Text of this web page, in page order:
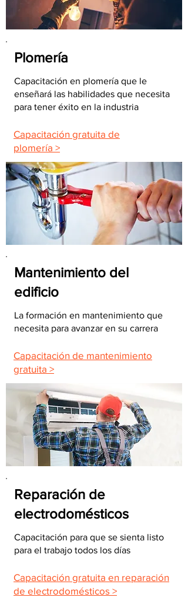
Plomería
Capacitación en plomería que le
enseñará las habilidades que necesita
para tener éxito en la industria
Capacitación gratuita de
plomería >
Mantenimiento del
edificio
La formación en mantenimiento que
necesita para avanzar en su carrera
Capacitación de mantenimiento
gratuita >
Reparación de
electrodomésticos
Capacitación para que se sienta listo
para el trabajo todos los días
Capacitación gratuita en reparación
de electrodomésticos >